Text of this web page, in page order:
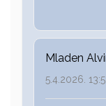
Mladen
5.4.2026.